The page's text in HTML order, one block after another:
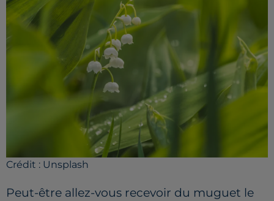
Crédit : Unsplash
Peut-être allez-vous recevoir du muguet le